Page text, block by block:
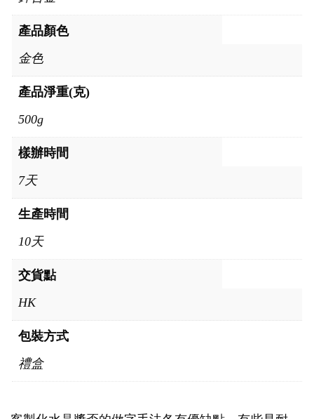
產品顏色
金色
產品淨重(克)
500g
樣辦時間
7天
生產時間
10天
交貨點
HK
包裝方式
禮盒